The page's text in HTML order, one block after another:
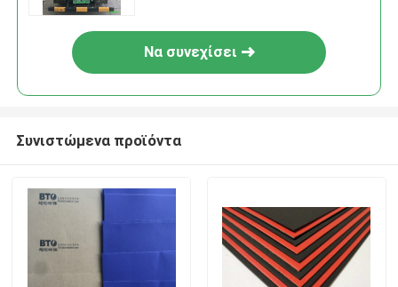
Να συνεχίσει
Συνιστώμενα προϊόντα